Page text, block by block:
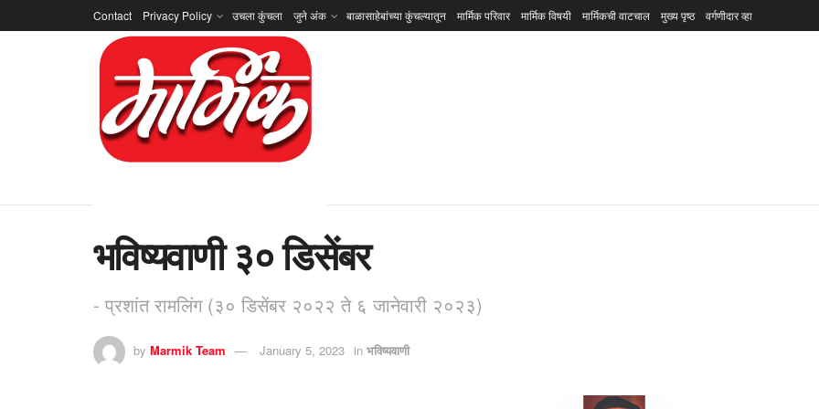
Contact Privacy Policy उचला कुंचला जुने अंक बाळासाहेबांच्या कुंचल्यातून मार्मिक परिवार मार्मिक विषयी मार्मिकची वाटचाल मुख्य पृष्ठ वर्गणीदार व्हा
भविष्यवाणी ३० डिसेंबर
- प्रशांत रामलिंग (३० डिसेंबर २०२२ ते ६ जानेवारी २०२३)
by Marmik Team January 5, 2023 in भविष्यवाणी